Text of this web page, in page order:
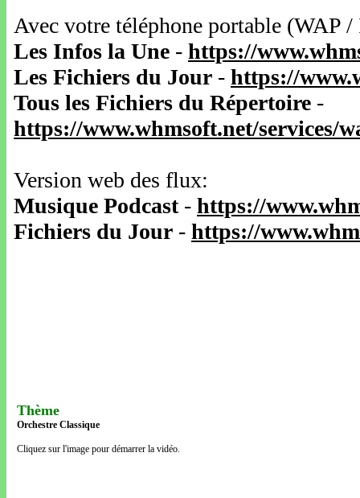
Avec votre téléphone portable
Les Infos la Une - https://
Les Fichiers du Jour - https://
Tous les Fichiers du Répertoire -
https://www.whmsoft.net/services/
Version web des flux:
Musique Podcast- https://
Fichiers du Jour - https://
Thème
Orchestre Classique
Cliquez sur l'image pour démarrer la vidéo.